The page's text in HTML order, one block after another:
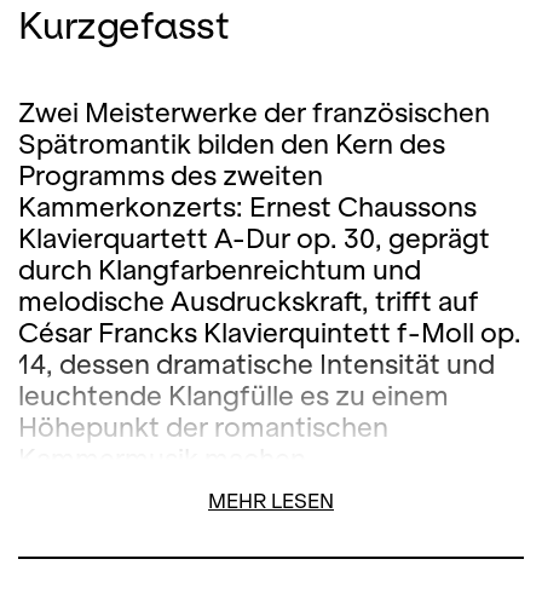
Kurzgefasst
Zwei Meisterwerke der französischen
Spätromantik bilden den Kern des
Programms des zweiten
Kammerkonzerts: Ernest Chaussons
Klavierquartett A-Dur op. 30, geprägt
durch Klangfarbenreichtum und
melodische Ausdruckskraft, trifft auf
César Francks Klavierquintett f-Moll op.
14, dessen dramatische Intensität und
leuchtende Klangfülle es zu einem
Höhepunkt der romantischen
MEHR LESEN